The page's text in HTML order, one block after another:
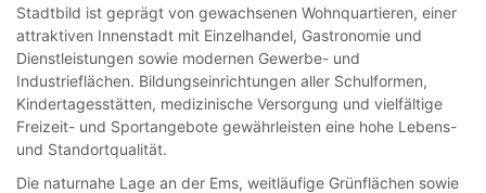
Stadtbild ist geprägt von gewachsenen Wohnquartieren, einer
attraktiven Innenstadt mit Einzelhandel, Gastronomie und
Dienstleistungen sowie modernen Gewerbe- und
Industrieflächen. Bildungseinrichtungen aller Schulformen,
Kindertagesstätten, medizinische Versorgung und vielfältige
Freizeit- und Sportangebote gewährleisten eine hohe Lebens-
und Standortqualität.
Die naturnahe Lage an der Ems, weitläufige Grünflächen sowie